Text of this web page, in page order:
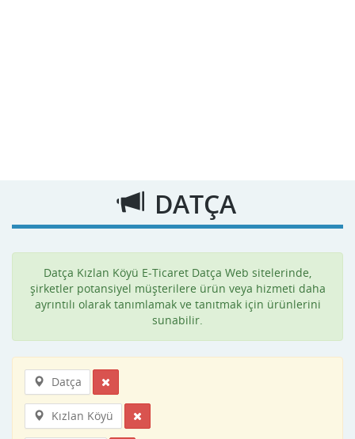
DATÇA
Datça Kızlan Köyü E-Ticaret Datça Web sitelerinde,
şirketler potansiyel müşterilere ürün veya hizmeti daha
ayrıntılı olarak tanımlamak ve tanıtmak için ürünlerini
sunabilir.
Datça
Kızlan Köyü